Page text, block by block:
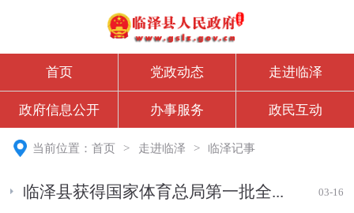
首页 党政动态 走进临泽
政府信息公开 办事服务 政民互动
当前位置：首页 > 走进临泽 > 临泽记事
临泽县获得国家体育总局第一批全... 03-16